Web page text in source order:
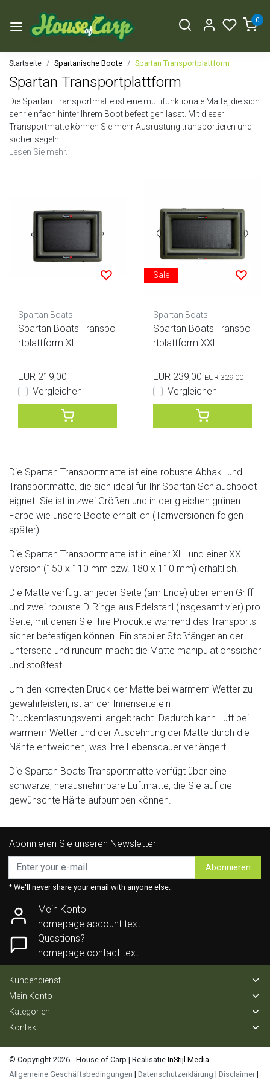
0
Startseite Spartanische Boote Spartan Transportplattform
Spartan Transportplattform
Die Spartan Transportmatte ist eine multifunktionale Matte, die sich
sehr einfach hinter Ihrem Boot befestigen lässt. Mit dieser
Transportmatte können Sie mehr Ausrüstung transportieren und
sicher segeln.
Lesen Sie mehr.
Spartan Boats
Spartan Boats Transpo
rtplattform XL
EUR 219,00
Vergleichen
Sale
Spartan Boats
Spartan Boats Transpo
rtplattform XXL
EUR 239,00 EUR 329,00
Vergleichen
Die Spartan Transportmatte ist eine robuste Abhak- und
Transportmatte, die sich ideal für Ihr Spartan Schlauchboot
eignet. Sie ist in zwei Größen und in der gleichen grünen
Farbe wie unsere Boote erhältlich (Tarnversionen folgen
später).
Die Spartan Transportmatte ist in einer XL- und einer XXL-
Version (150 x 110 mm bzw. 180 x 110 mm) erhältlich.
Die Matte verfügt an jeder Seite (am Ende) über einen Griff
und zwei robuste D-Ringe aus Edelstahl (insgesamt vier) pro
Seite, mit denen Sie Ihre Produkte während des Transports
sicher befestigen können. Ein stabiler Stoßfänger an der
Unterseite und rundum macht die Matte manipulationssicher
und stoßfest!
Um den korrekten Druck der Matte bei warmem Wetter zu
gewährleisten, ist an der Innenseite ein
Druckentlastungsventil angebracht. Dadurch kann Luft bei
warmem Wetter und der Ausdehnung der Matte durch die
Nähte entweichen, was ihre Lebensdauer verlängert.
Die Spartan Boats Transportmatte verfügt über eine
schwarze, herausnehmbare Luftmatte, die Sie auf die
gewünschte Härte aufpumpen können.
Abonnieren Sie unseren Newsletter
Abonnieren
* We'll never share your email with anyone else.
Mein Konto
homepage.account.text
Questions?
homepage.contact.text
Kundendienst
Mein Konto
Kategorien
Kontakt
© Copyright 2026 - House of Carp | Realisatie InStijl Media
Allgemeine Geschäftsbedingungen | Datenschutzerklärung | Disclaimer |